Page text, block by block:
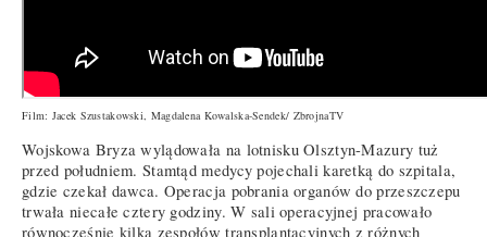
Film: Jacek Szustakowski, Magdalena Kowalska-Sendek/ ZbrojnaTV
Wojskowa Bryza wylądowała na lotnisku Olsztyn-Mazury tuż
przed południem. Stamtąd medycy pojechali karetką do szpitala,
gdzie czekał dawca. Operacja pobrania organów do przeszczepu
trwała niecałe cztery godziny. W sali operacyjnej pracowało
równocześnie kilka zespołów transplantacyjnych z różnych